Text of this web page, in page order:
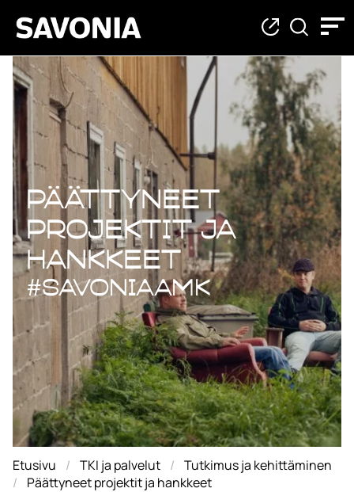
Päättyneet
Päättyneet
projektit ja
hankkeet
#savoniaAMK
Etusivu TKI ja palvelut
Tutkimus ja kehittäminen
Päättyneet projektit ja hankkeet